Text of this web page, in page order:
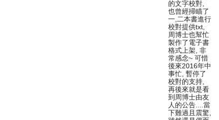
的文字校對,
也曾經掃瞄了
一,二本書進行
校對提供txt,
周博士也幫忙
製作了電子書
格式上架, 非
常感念~ 可惜
後來2016年中
事忙, 暫停了
校對的支持,
再後來就是看
到周博士由友
人的公告....當
下難過且震驚,